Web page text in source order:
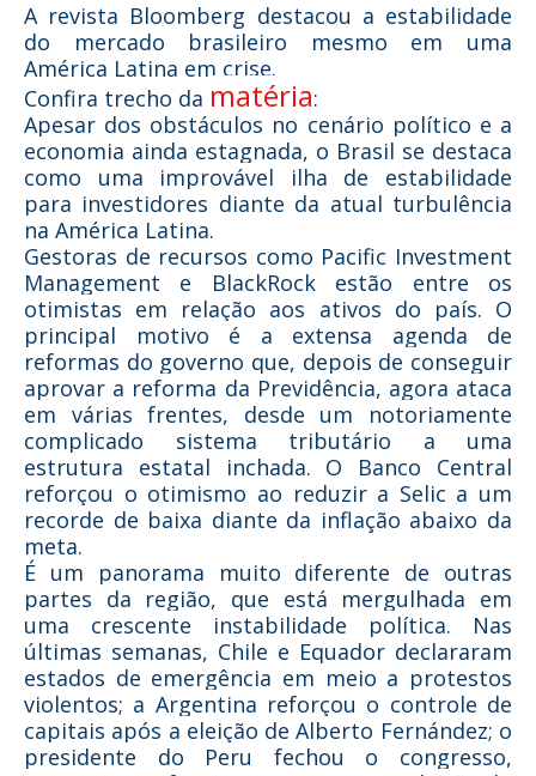
A revista Bloomberg destacou a estabilidade
do mercado brasileiro mesmo em uma
América Latina em crise.
Confira trecho da matéria:
Apesar dos obstáculos no cenário político e a
economia ainda estagnada, o Brasil se destaca
como uma improvável ilha de estabilidade
para investidores diante da atual turbulência
na América Latina.
Gestoras de recursos como Pacific Investment
Management e BlackRock estão entre os
otimistas em relação aos ativos do país. O
principal motivo é a extensa agenda de
reformas do governo que, depois de conseguir
aprovar a reforma da Previdência, agora ataca
em várias frentes, desde um notoriamente
complicado sistema tributário a uma
estrutura estatal inchada. O Banco Central
reforçou o otimismo ao reduzir a Selic a um
recorde de baixa diante da inflação abaixo da
meta.
É um panorama muito diferente de outras
partes da região, que está mergulhada em
uma crescente instabilidade política. Nas
últimas semanas, Chile e Equador declararam
estados de emergência em meio a protestos
violentos; a Argentina reforçou o controle de
capitais após a eleição de Alberto Fernández; o
presidente do Peru fechou o congresso,